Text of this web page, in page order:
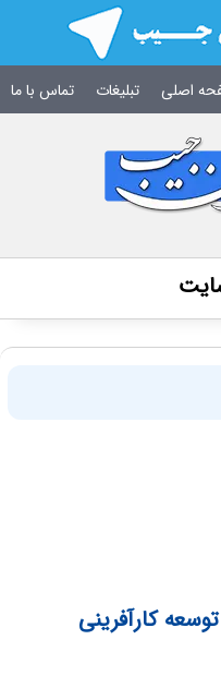
اصلی تبلیغات تماس با ما
کارآفرینی